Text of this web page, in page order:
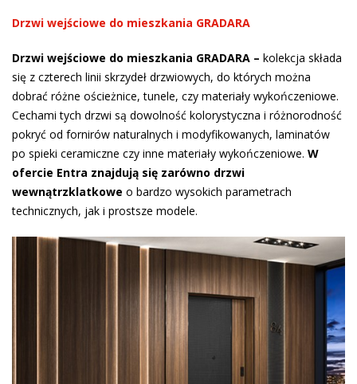
Drzwi wejściowe do mieszkania GRADARA
Drzwi wejściowe do mieszkania GRADARA – kolekcja składa
się z czterech linii skrzydeł drzwiowych, do których można
dobrać różne ościeżnice, tunele, czy materiały wykończeniowe.
Cechami tych drzwi są dowolność kolorystyczna i różnorodność
pokryć od fornirów naturalnych i modyfikowanych, laminatów
po spieki ceramiczne czy inne materiały wykończeniowe. W
ofercie Entra znajdują się zarówno drzwi
wewnątrzklatkowe o bardzo wysokich parametrach
technicznych, jak i prostsze modele.